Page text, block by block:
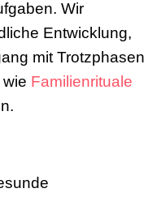
Wir
Entwicklung,
mit Trotzphasen
Familienrituale